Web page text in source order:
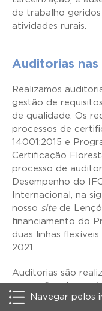
Navegar pelos
de trabalho
atividades rurais.
Auditorias
Realizamos
gestão de
de qualidade. Os
processos de
14001:2015 e
Certificação
processo de
Desempenho do
Internacional, na
nosso site de
financiamento do
duas linhas
2021.
Auditorias são
operações de
conformidade com